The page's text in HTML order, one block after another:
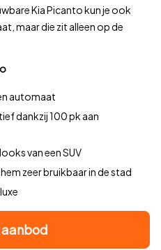
bouwjaar?
maximumprijs en aantal Kia
€
Kia Picanto kun je ook
maar die zit alleen op de
automaat
dankzij 100 pk aan
van een SUV
zeer bruikbaar in de stad